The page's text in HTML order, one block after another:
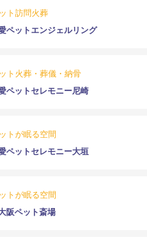
ト訪問火葬
ペットエンジェルリング
ト火葬・葬儀・納骨
ペットセレモニー尼崎
トが眠る空間
ペットセレモニー大垣
トが眠る空間
阪ペット斎場